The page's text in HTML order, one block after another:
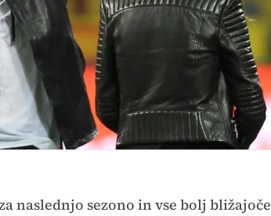
naslednjo sezono in vse bolj bližajoče